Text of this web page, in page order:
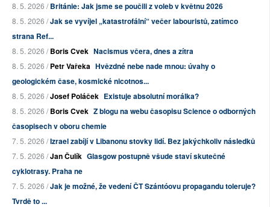
8. 5. 2026 /Británie: Jak jsme se poučili z voleb v květnu 2026
8. 5. 2026 /Jak se vyvíjel „katastrofální“ večer labouristů, zatímco
strana Ref...
8. 5. 2026 /Boris Cvek Nacismus včera, dnes a zítra
8. 5. 2026 /Petr Vařeka Hvězdné nebe nade mnou: úvahy o
geologickém čase, kosmické nicotnos...
8. 5. 2026 /Josef Poláček Existuje absolutní morálka?
8. 5. 2026 /Boris Cvek Z blogu na webu časopisu Science o odborných
časopisech v oboru chemie
7. 5. 2026 /Izrael zabíjí v Libanonu stovky lidí. Bez jakýchkoliv následků
7. 5. 2026 /Jan Čulík Glasgow postupně všude staví skutečné
cyklotrasy. Praha ne
7. 5. 2026 /Jak je možné, že vedení ČT Szántóovu propagandu toleruje?
Tvrdě to ...